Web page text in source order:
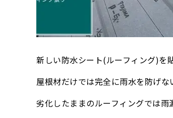
新しい防水シート(ルーフィング)を
屋根材だけでは完全に雨水を防げな
劣化したままのルーフィングでは